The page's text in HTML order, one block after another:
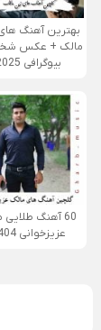
بهترین آهنگ
مالک + عکس
بیوگرافی 2025
60 آهنگ
عزیزخوانی 1404